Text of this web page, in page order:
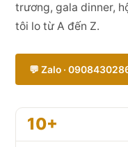
trương, gala dinner,
tôi lo từ A đến Z.
💬 Zalo ·
10+